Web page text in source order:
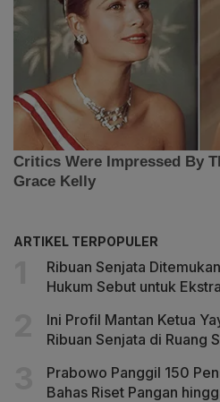
ARTIKEL TERPOPULER
Ribuan Senjata
Hukum Sebut untuk
Ini Profil Mantan Ketua
Ribuan Senjata di Ruang
Prabowo Panggil 150
Bahas Riset Pangan